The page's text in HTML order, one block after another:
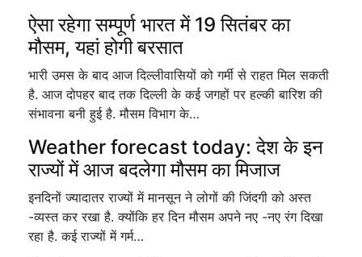
ऐसा रहेगा सम्पूर्ण भारत में 19 सितंबर का
मौसम, यहां होगी बरसात
भारी उमस के बाद आज दिल्लीवासियों को गर्मी से राहत मिल सकती
है. आज दोपहर बाद तक दिल्ली के कई जगहों पर हल्की बारिश की
संभावना बनी हुई है. मौसम विभाग के…
Weather forecast today: देश के इन
राज्यों में आज बदलेगा मौसम का मिजाज
इनदिनों ज्यादातर राज्यों में मानसून ने लोगों की जिंदगी को अस्त
-व्यस्त कर रखा है. क्योंकि हर दिन मौसम अपने नए -नए रंग दिखा
रहा है. कई राज्यों में गर्म…